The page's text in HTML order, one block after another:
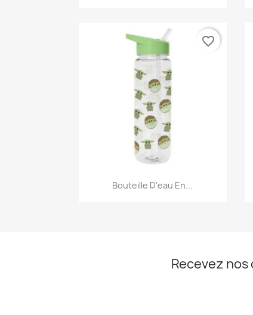
Aperçu rapide
Bouteille D'eau En...
favorite_border
Recevez